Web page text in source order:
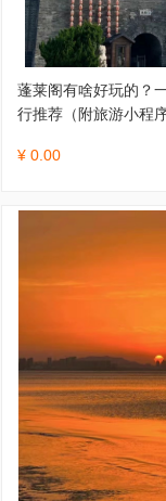
蓬莱阁有啥好玩的？
行推荐（附旅游小程
¥ 0.00